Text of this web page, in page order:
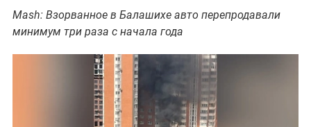
Mash: Взорванное в Балашихе авто перепродавали
минимум три раза с начала года